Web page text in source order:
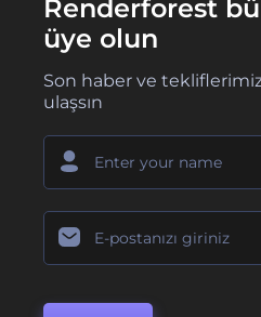
Renderforest
üye olun
Son haber ve
ulaşsın